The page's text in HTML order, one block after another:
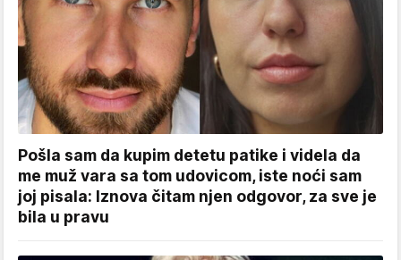
Pošla sam da kupim detetu patike i videla da
me muž vara sa tom udovicom, iste noći sam
joj pisala: Iznova čitam njen odgovor, za sve je
bila u pravu